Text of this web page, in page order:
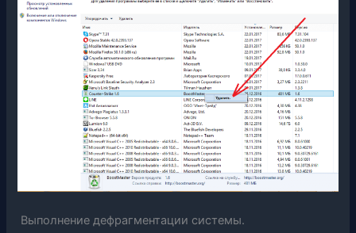
Выполнение дефрагментации системы.